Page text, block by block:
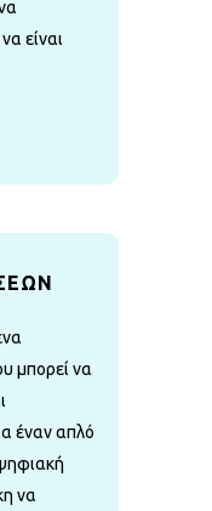
είναι
μπορεί να
έναν απλό
να